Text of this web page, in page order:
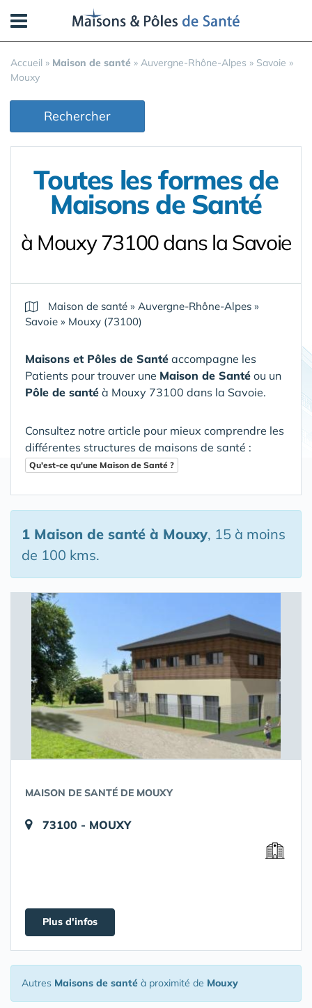
Accueil » Maison de santé » Auvergne-Rhône-Alpes » Savoie »
Mouxy
Rechercher
Toutes les formes de
Maisons de Santé
à Mouxy 73100 dans la Savoie
Maison de santé » Auvergne-Rhône-Alpes »
Savoie » Mouxy (73100)
Maisons et Pôles de Santé accompagne les
Patients pour trouver une Maison de Santé ou un
Pôle de santé à Mouxy 73100 dans la Savoie.
Consultez notre article pour mieux comprendre les
différentes structures de maisons de santé :
Qu'est-ce qu'une Maison de Santé ?
1 Maison de santé à Mouxy, 15 à moins
de 100 kms.
MAISON DE SANTÉ DE MOUXY
73100 - MOUXY
Plus d'infos
Autres Maisons de santé à proximité de Mouxy
Panneau de gestion des cookies